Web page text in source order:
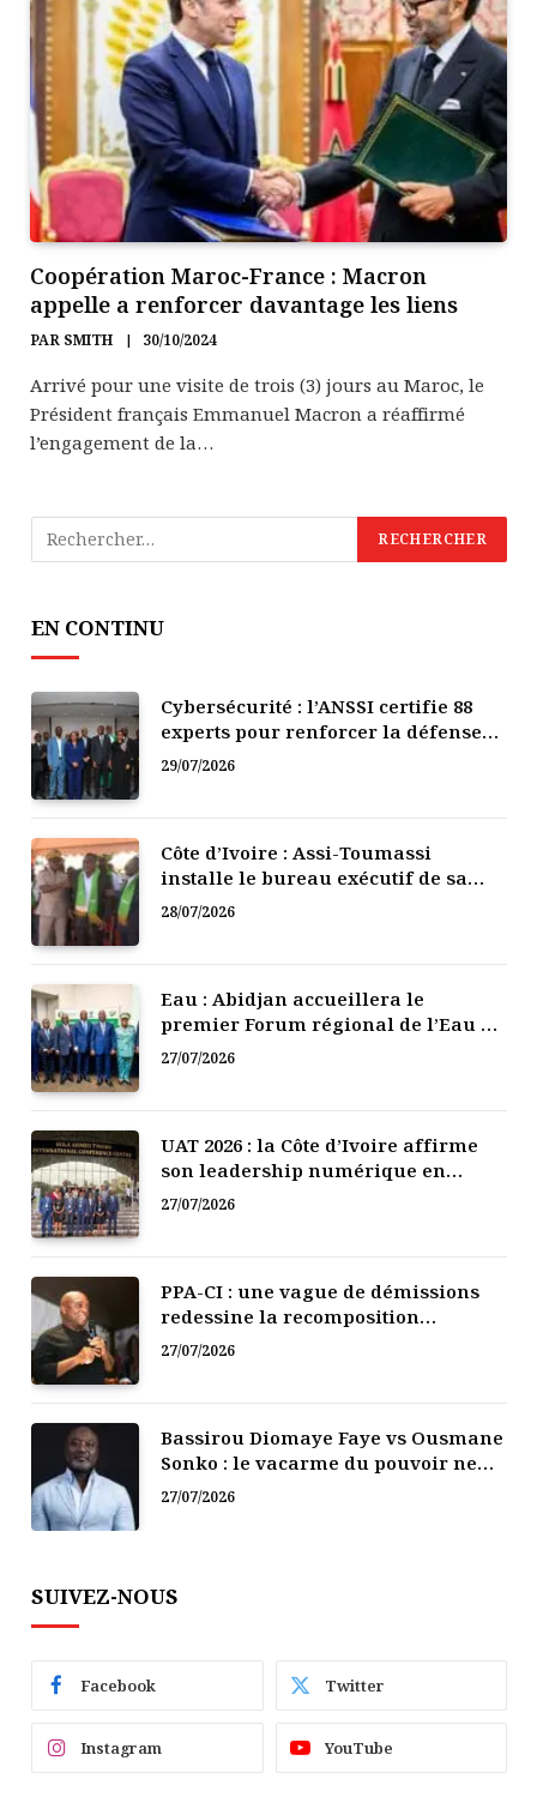
Coopération Maroc-France : Macron
appelle a renforcer davantage les liens
PAR SMITH 30/10/2024
Arrivé pour une visite de trois (3) jours au Maroc, le
Président français Emmanuel Macron a réaffirmé
l’engagement de la…
EN CONTINU
Cybersécurité : l’ANSSI certifie 88
experts pour renforcer la défense
numérique de la Côte d’Ivoire
29/07/2026
Côte d’Ivoire : Assi-Toumassi
installe le bureau exécutif de sa
mutuelle de développement
28/07/2026
Eau : Abidjan accueillera le
premier Forum régional de l’Eau de
l’Afrique de l’Ouest
27/07/2026
UAT 2026 : la Côte d’Ivoire affirme
son leadership numérique en
Afrique
27/07/2026
PPA-CI : une vague de démissions
redessine la recomposition
politique
27/07/2026
Bassirou Diomaye Faye vs Ousmane
Sonko : le vacarme du pouvoir ne
doit pas faire oublier les liens de la
Fraternité
27/07/2026
SUIVEZ-NOUS
Facebook Twitter
Instagram YouTube